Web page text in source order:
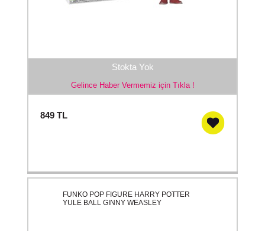
Stokta Yok
Gelince Haber Vermemiz için Tıkla !
849 TL
FUNKO POP FIGURE HARRY POTTER
YULE BALL GINNY WEASLEY